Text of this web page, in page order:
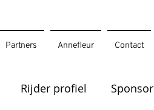
Partners Annefleur Contact
Rijder profiel Sponsor